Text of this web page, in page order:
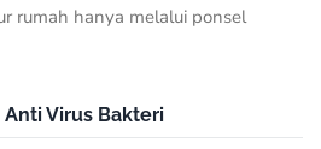
rumah hanya melalui ponsel
Anti Virus Bakteri